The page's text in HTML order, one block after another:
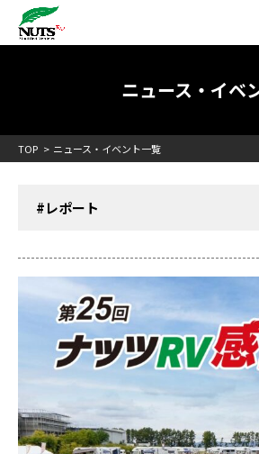
日本最大級のキャンピングカーメーカー
RV[テレビCM放送]
ニュース・イベ
TOP ニュース・イベント一覧
#レポート